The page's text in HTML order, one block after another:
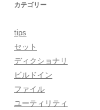
カテゴリー
tips
セット
ディクショナリ
ビルドイン
ファイル
ユーティリティ